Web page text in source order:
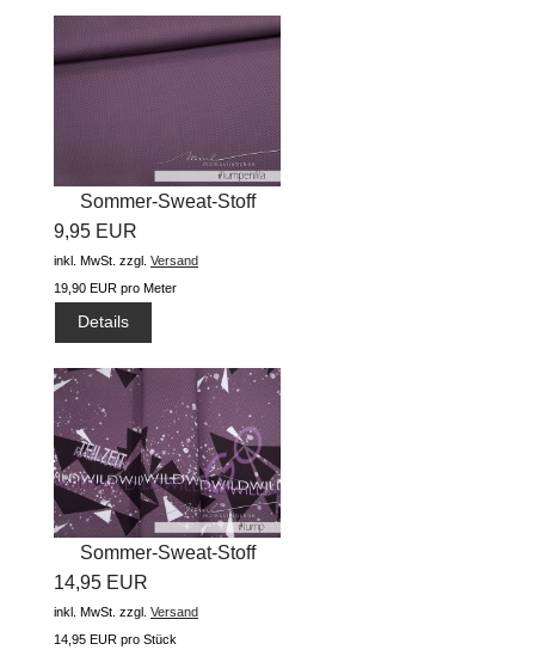
Sommer-Sweat-Stoff
"fishbone...
9,95 EUR
inkl. MwSt. zzgl. Versand
19,90 EUR pro Meter
Details
Sommer-Sweat-Stoff
"GoWild...
14,95 EUR
inkl. MwSt. zzgl. Versand
14,95 EUR pro Stück